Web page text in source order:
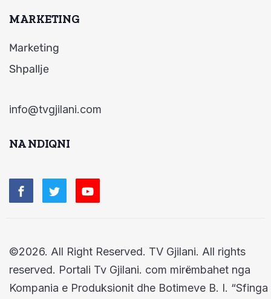
MARKETING
Marketing
Shpallje
info@tvgjilani.com
NA NDIQNI
©2026. All Right Reserved. TV Gjilani. All rights
reserved. Portali Tv Gjilani. com mirëmbahet nga
Kompania e Produksionit dhe Botimeve B. I. “Sfinga